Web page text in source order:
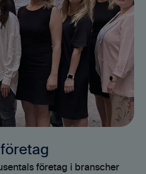
företag
företag i branscher